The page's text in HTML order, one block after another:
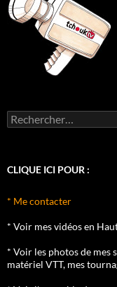
Rechercher :
CLIQUE ICI POUR :
* Me contacter
* Voir mes vidéos en
* Voir les photos de mes
matériel VTT, mes